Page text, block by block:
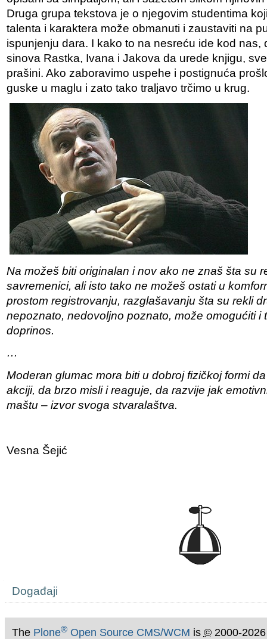
Druga grupa tekstova je o njegovim studentima
talenta i karaktera može obmanuti i zaustaviti na
ispunjenju dara. I kako to na nesreću ide kod nas,
sinova Rastka, Ivana i Jakova da urede knjigu,
prašini. Ako zaboravimo uspehe i postignuća
guske u maglu i zato tako traljavo trčimo u krug.
Na možeš biti originalan i nov ako ne znaš šta su
savremenici, ali isto tako ne možeš ostati u
prostom registrovanju, razglašavanju šta su rekli
nepoznato, nedovoljno poznato, može omogućiti i
doprinos.
…
Moderan glumac mora biti u dobroj fizičkoj formi
akciji, da brzo misli i reaguje, da razvije jak
maštu – izvor svoga stvaralaštva.
Vesna Šejić
Navigation
Događaji
The Plone®Open Source CMS/WCM is ©2000-